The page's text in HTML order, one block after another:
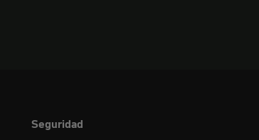
Seguridad